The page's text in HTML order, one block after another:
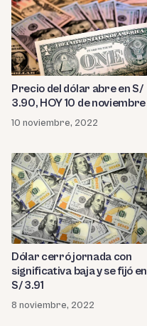
Precio del dólar abre en S/
3.90, HOY 10 de noviembre
10 noviembre, 2022
Dólar cerró jornada con
significativa baja y se fijó en
S/ 3.91
8 noviembre, 2022